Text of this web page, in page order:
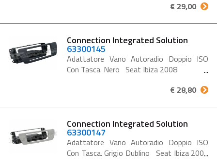
mascherina autoradio Doppio DIN FIAT
€ 29,00
Connection Integrated Solution
63300145
Adattatore Vano Autoradio Doppio ISO
Con Tasca. Nero Seat Ibiza 2008
€ 28,80
Connection Integrated Solution
63300147
Adattatore Vano Autoradio Doppio ISO
Con Tasca. Grigio Dublino Seat Ibiza 2008